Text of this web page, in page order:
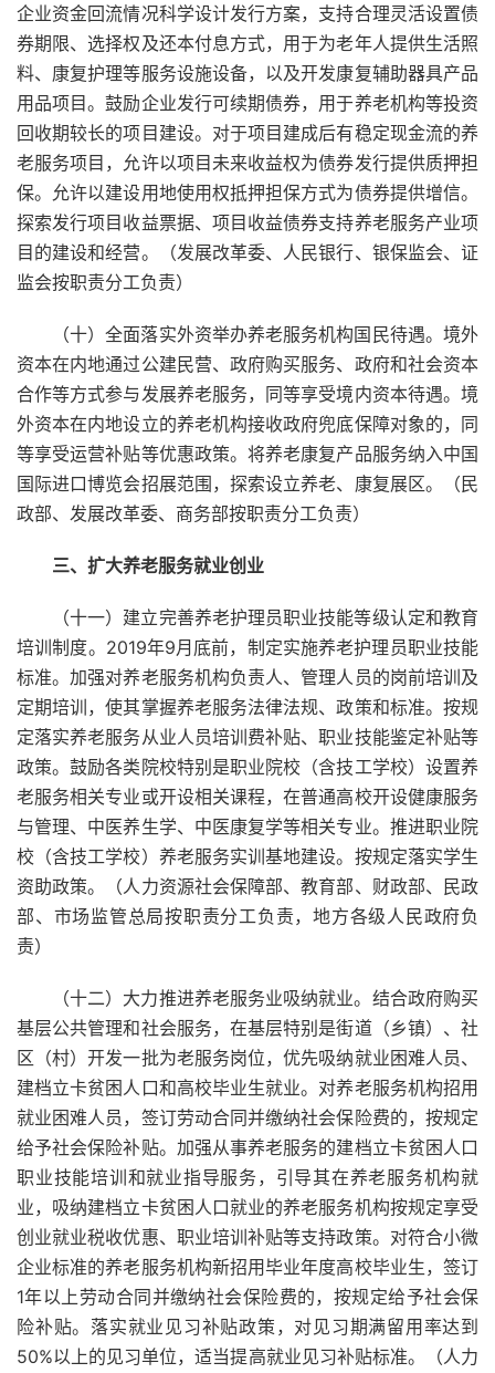
企业资金回流情况科学设计发行方案，支持合理灵活设置债
券期限、选择权及还本付息方式，用于为老年人提供生活照
料、康复护理等服务设施设备，以及开发康复辅助器具产品
用品项目。鼓励企业发行可续期债券，用于养老机构等投资
回收期较长的项目建设。对于项目建成后有稳定现金流的养
老服务项目，允许以项目未来收益权为债券发行提供质押担
保。允许以建设用地使用权抵押担保方式为债券提供增信。
探索发行项目收益票据、项目收益债券支持养老服务产业项
目的建设和经营。（发展改革委、人民银行、银保监会、证
监会按职责分工负责）
（十）全面落实外资举办养老服务机构国民待遇。境外
资本在内地通过公建民营、政府购买服务、政府和社会资本
合作等方式参与发展养老服务，同等享受境内资本待遇。境
外资本在内地设立的养老机构接收政府兜底保障对象的，同
等享受运营补贴等优惠政策。将养老康复产品服务纳入中国
国际进口博览会招展范围，探索设立养老、康复展区。（民
政部、发展改革委、商务部按职责分工负责）
三、扩大养老服务就业创业
（十一）建立完善养老护理员职业技能等级认定和教育
培训制度。2019年9月底前，制定实施养老护理员职业技能
标准。加强对养老服务机构负责人、管理人员的岗前培训及
定期培训，使其掌握养老服务法律法规、政策和标准。按规
定落实养老服务从业人员培训费补贴、职业技能鉴定补贴等
政策。鼓励各类院校特别是职业院校（含技工学校）设置养
老服务相关专业或开设相关课程，在普通高校开设健康服务
与管理、中医养生学、中医康复学等相关专业。推进职业院
校（含技工学校）养老服务实训基地建设。按规定落实学生
资助政策。（人力资源社会保障部、教育部、财政部、民政
部、市场监管总局按职责分工负责，地方各级人民政府负
责）
（十二）大力推进养老服务业吸纳就业。结合政府购买
基层公共管理和社会服务，在基层特别是街道（乡镇）、社
区（村）开发一批为老服务岗位，优先吸纳就业困难人员、
建档立卡贫困人口和高校毕业生就业。对养老服务机构招用
就业困难人员，签订劳动合同并缴纳社会保险费的，按规定
给予社会保险补贴。加强从事养老服务的建档立卡贫困人口
职业技能培训和就业指导服务，引导其在养老服务机构就
业，吸纳建档立卡贫困人口就业的养老服务机构按规定享受
创业就业税收优惠、职业培训补贴等支持政策。对符合小微
企业标准的养老服务机构新招用毕业年度高校毕业生，签订
1年以上劳动合同并缴纳社会保险费的，按规定给予社会保
险补贴。落实就业见习补贴政策，对见习期满留用率达到
50%以上的见习单位，适当提高就业见习补贴标准。（人力